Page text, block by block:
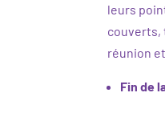
leurs
couverts,
réunion
Fin de